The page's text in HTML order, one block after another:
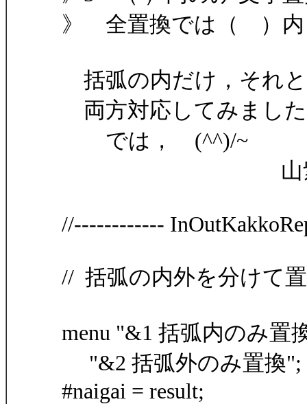
》 全置換では（ ）内
括弧の内だけ，それ
両方対応してみまし
では， (^^)/~
山紫水
//------------
// 括弧の内外を分けて
menu "&1 括弧内のみ置
"&2 括弧外のみ置換";
#naigai = result;